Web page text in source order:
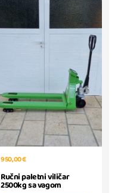
950,00 €
Ručni paletni viličar
2500kg sa vagom